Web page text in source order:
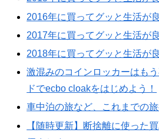
2016年に買ってグッと生活が
2017年に買ってグッと生活が
2018年に買ってグッと生活が
激混みのコインロッカーはも
ドでecbo cloakをはじめよう！
車中泊の旅など、これまでの
【随時更新】断捨離に使った